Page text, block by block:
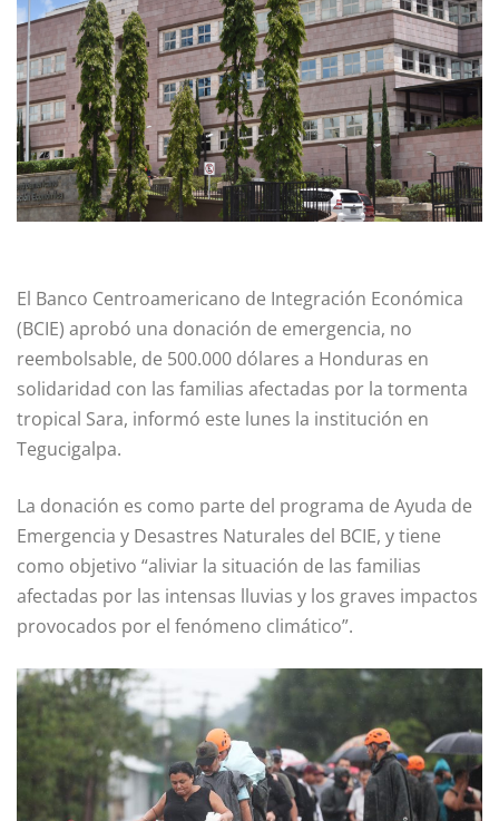
El Banco Centroamericano de Integración Económica
(BCIE) aprobó una donación de emergencia, no
reembolsable, de 500.000 dólares a Honduras en
solidaridad con las familias afectadas por la tormenta
tropical Sara, informó este lunes la institución en
Tegucigalpa.
La donación es como parte del programa de Ayuda de
Emergencia y Desastres Naturales del BCIE, y tiene
como objetivo “aliviar la situación de las familias
afectadas por las intensas lluvias y los graves impactos
provocados por el fenómeno climático”.